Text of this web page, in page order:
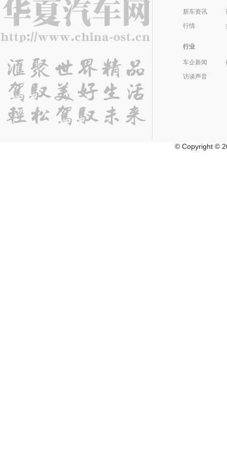
新车资讯
行情
行业
车企新闻
访谈声音
© Copyright ©